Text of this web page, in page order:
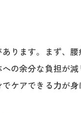
整体と整骨院
整骨院で取り
～腰痛・肩こ
ります。まず、
の余分な負担が
ケアできる力が